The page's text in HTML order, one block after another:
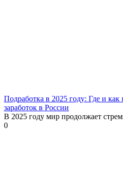
Подработка в 2025 году: Где и
заработок в России
В 2025 году мир продолжает
0